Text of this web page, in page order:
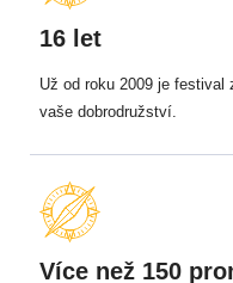
16 let
Už od roku 2009 je festival
vaše dobrodružství.
Více než 150